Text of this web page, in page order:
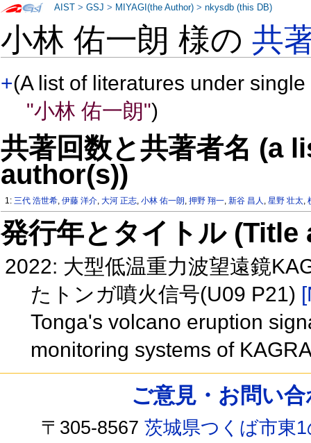
小林 佑一朗 様の共
+(A list of literatures under
"小林 佑一朗")
共著回数と共著者名 (a
author(s))
1:三代 浩世希,伊藤 洋介,大河 正志,小林 佑一朗,押野 翔一,新谷 昌人 ,星野 壮太,
発行年とタイトル
2022: 大型低温重力波望遠鏡
たトンガ噴火信号(U09 P21)
Tonga's volcano eruption
monitoring systems of
AIST >GSJ > MIYAGI(the Author) >nkysdb (this DB)
ご意見・お問い
〒305-8567茨城県つくば市東